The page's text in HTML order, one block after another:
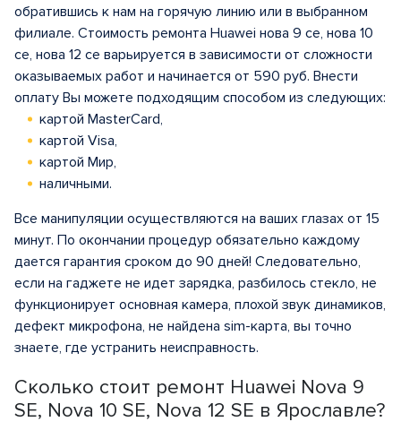
Сколько стоит ремонт Huawei Nova 9
SE, Nova 10 SE, Nova 12 SE в Ярославле?
обратившись к нам на горячую линию или в выбранном
филиале. Стоимость ремонта Huawei нова 9 се, нова 10
се, нова 12 се варьируется в зависимости от сложности
оказываемых работ и начинается от 590 руб. Внести
оплату Вы можете подходящим способом из следующих:
картой MasterCard,
картой Visa,
картой Мир,
наличными.
Все манипуляции осуществляются на ваших глазах от 15
минут. По окончании процедур обязательно каждому
дается гарантия сроком до 90 дней! Следовательно,
если на гаджете не идет зарядка, разбилось стекло, не
функционирует основная камера, плохой звук динамиков,
дефект микрофона, не найдена sim-карта, вы точно
знаете, где устранить неисправность.